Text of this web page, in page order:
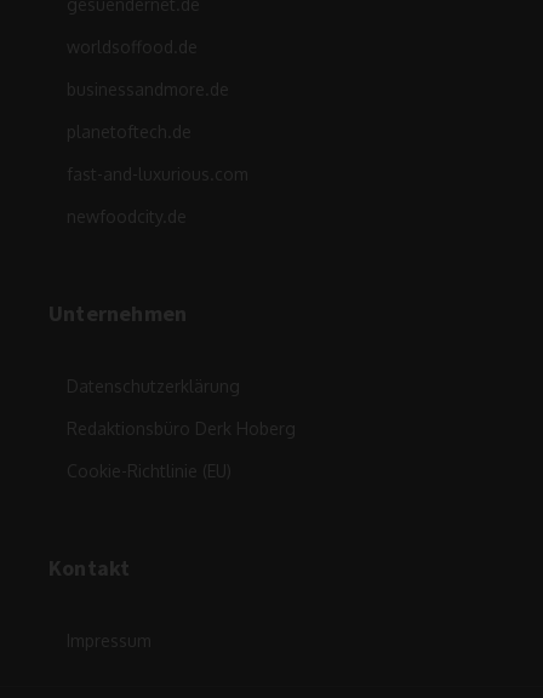
gesuendernet.de
worldsoffood.de
businessandmore.de
planetoftech.de
fast-and-luxurious.com
newfoodcity.de
Unternehmen
Datenschutzerklärung
Redaktionsbüro Derk Hoberg
Cookie-Richtlinie (EU)
Kontakt
Impressum